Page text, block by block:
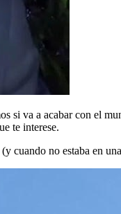
si va a acabar con el
te interese.
cuando no estaba en